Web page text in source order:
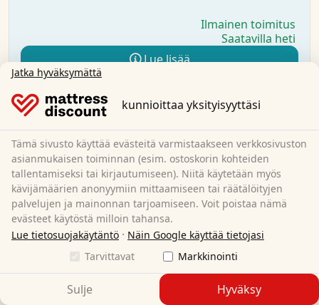
Ilmainen toimitus
Saatavilla heti
Lue lisää
Jatka hyväksymättä
kunnioittaa yksityisyyttäsi
Tämä sivusto käyttää evästeitä varmistaakseen verkkosivuston
asianmukaisen toiminnan (esim. ostoskorin kohteiden
tallentamiseksi tai kirjautumiseen). Niitä käytetään myös
kävijämäärien anonyymiin mittaamiseen tai räätälöityjen
palvelujen ja mainonnan tarjoamiseen. Voit poistaa nämä
evästeet käytöstä milloin tahansa.
Lue tietosuojakäytäntö · Näin Google käyttää tietojasi
Tarvittavat
Markkinointi
Sulje Hyväksy